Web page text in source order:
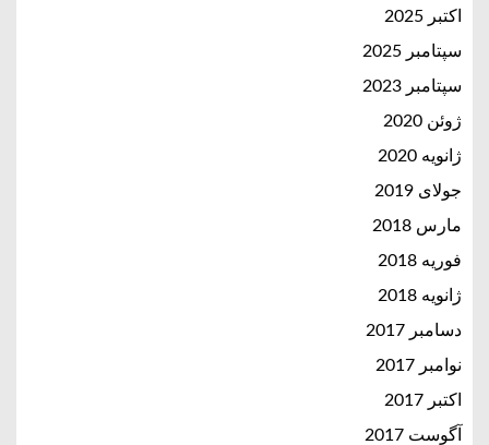
اکتبر 2025
سپتامبر 2025
سپتامبر 2023
ژوئن 2020
ژانویه 2020
جولای 2019
مارس 2018
فوریه 2018
ژانویه 2018
دسامبر 2017
نوامبر 2017
اکتبر 2017
آگوست 2017